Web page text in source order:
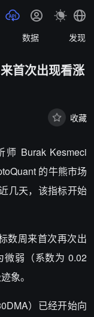
数据 发现
首次出现看涨
收藏
师 Burak Kesmeci
的牛熊市场
几天，该指标开始
数周来首次再次出
弱（系数为 0.02
象。
）已经开始向